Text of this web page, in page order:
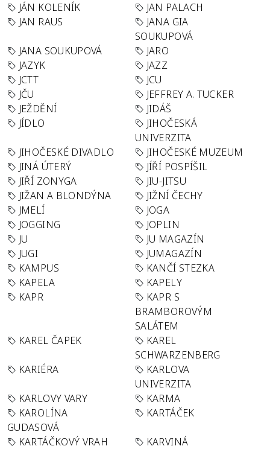
JÁN KOLENÍK
JAN PALACH
JAN RAUS
JANA GIA
SOUKUPOVÁ
JANA SOUKUPOVÁ
JARO
JAZYK
JAZZ
JCTT
JCU
JČU
JEFFREY A. TUCKER
JEŽDĚNÍ
JIDÁŠ
JÍDLO
JIHOČESKÁ
UNIVERZITA
JIHOČESKÉ DIVADLO
JIHOČESKÉ MUZEUM
JINÁ ÚTERÝ
JÍŘÍ POSPÍŠIL
JIŘÍ ZONYGA
JIU-JITSU
JIŽAN A BLONDÝNA
JIŽNÍ ČECHY
JMELÍ
JOGA
JOGGING
JOPLIN
JU
JU MAGAZÍN
JUGI
JUMAGAZÍN
KAMPUS
KANČÍ STEZKA
KAPELA
KAPELY
KAPR
KAPR S
BRAMBOROVÝM
SALÁTEM
KAREL ČAPEK
KAREL
SCHWARZENBERG
KARIÉRA
KARLOVA
UNIVERZITA
KARLOVY VARY
KARMA
KAROLÍNA
GUDASOVÁ
KARTÁČEK
KARTÁČKOVÝ VRAH
KARVINÁ